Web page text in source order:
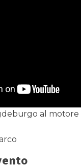
al motore